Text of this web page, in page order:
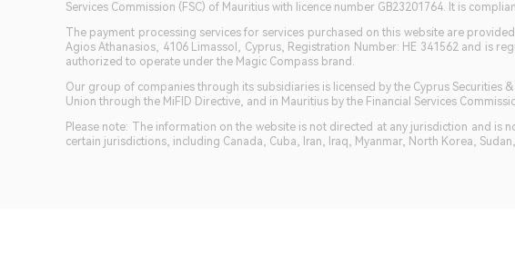
Services Commission (FSC) of Mauritius with licence number GB23201764. It is
The payment processing services for services purchased on this website are
Agios Athanasios, 4106 Limassol, Cyprus, Registration Number: HE 341562 and is
authorized to operate under the Magic Compass brand.
Our group of companies through its subsidiaries is licensed by the Cyprus Securities
Union through the MiFID Directive, and in Mauritius by the Financial Services
Please note: The information on the website is not directed at any jurisdiction and
certain jurisdictions, including Canada, Cuba, Iran, Iraq, Myanmar, North Korea,